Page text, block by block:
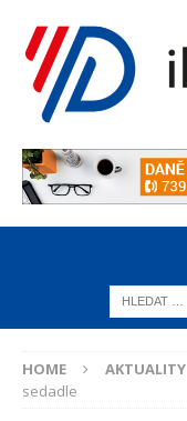
HOME AKTUALITY
sedadle